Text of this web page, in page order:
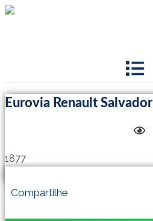
Ir
para
Eurovia Renault Salvador
1877
Compartilhe